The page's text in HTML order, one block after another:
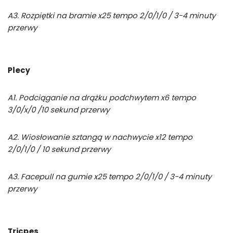
A3. Rozpiętki na bramie x25 tempo 2/0/1/0 / 3-4 minuty
przerwy
Plecy
A1. Podciąganie na drążku podchwytem x6 tempo
3/0/x/0 /10 sekund przerwy
A2. Wiosłowanie sztangą w nachwycie x12 tempo
2/0/1/0 / 10 sekund przerwy
A3. Facepull na gumie x25 tempo 2/0/1/0 / 3-4 minuty
przerwy